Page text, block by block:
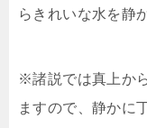
らきれいな水を静
※諸説では真上か
ますので、静かに